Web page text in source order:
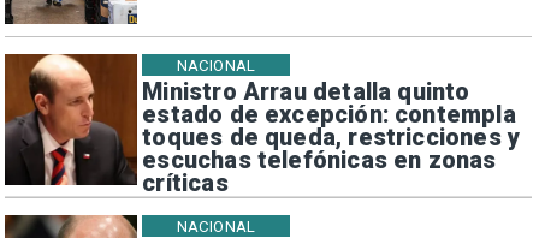
Ministro Arrau detalla quinto
estado de excepción: contempla
toques de queda, restricciones y
escuchas telefónicas en zonas
críticas
NACIONAL
NACIONAL